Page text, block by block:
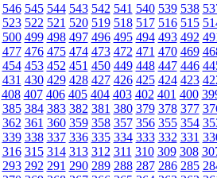
546 545 544 543 542 541 540 539 538
523 522 521 520 519 518 517 516 515
500 499 498 497 496 495 494 493 492
477 476 475 474 473 472 471 470 469
454 453 452 451 450 449 448 447 446
431 430 429 428 427 426 425 424 423
408 407 406 405 404 403 402 401 400
385 384 383 382 381 380 379 378 377
362 361 360 359 358 357 356 355 354
339 338 337 336 335 334 333 332 331
316 315 314 313 312 311 310 309 308
293 292 291 290 289 288 287 286 285